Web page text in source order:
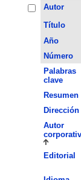
Autor
Título
Año
Número
Palabras
clave
Resumen
Dirección
Autor
Editorial